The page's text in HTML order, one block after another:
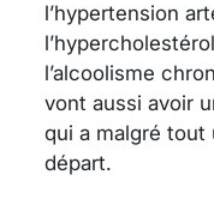
l’hypertension
l’alcoolisme
vont aussi avoir
qui a malgré tout
départ.